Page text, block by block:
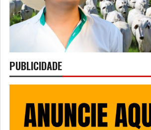
PUBLICIDADE